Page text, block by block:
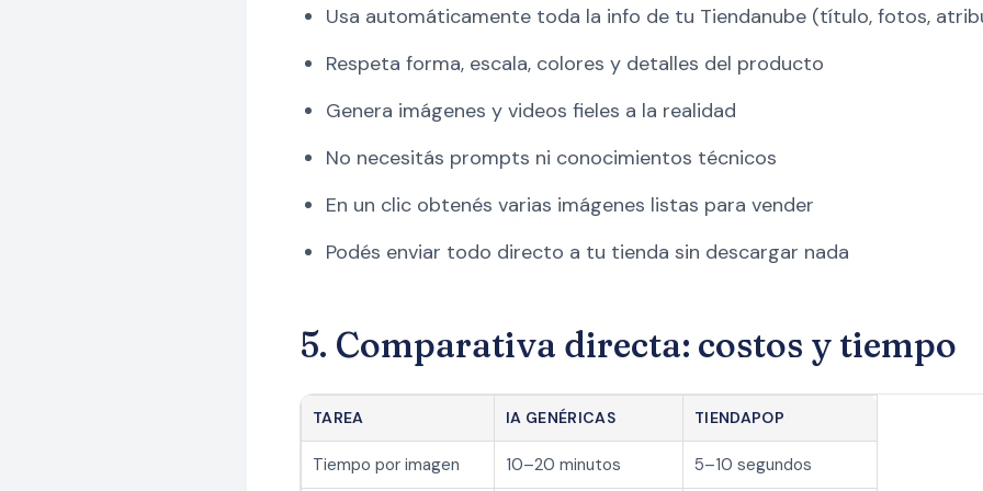
Usa automáticamente toda la info de tu Tiendanube (título, fotos,
Respeta forma, escala, colores y detalles del producto
Genera imágenes y videos fieles a la realidad
No necesitás prompts ni conocimientos técnicos
En un clic obtenés varias imágenes listas para vender
Podés enviar todo directo a tu tienda sin descargar nada
5. Comparativa directa: costos y tiempo
TAREA IA GENÉRICAS TIENDAPOP
Tiempo por imagen 10–20 minutos 5–10 segundos